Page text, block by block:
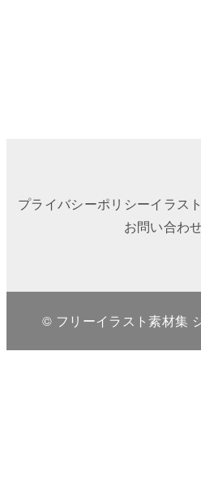
プライバシーポリシーイラス
お問い合わ
© フリーイラスト素材集